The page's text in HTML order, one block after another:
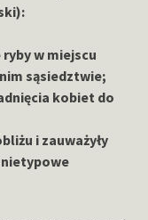
w miejscu
sąsiedztwie;
kobiet do
i zauważyły